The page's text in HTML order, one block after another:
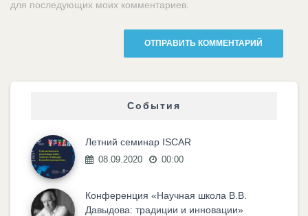
для последующих моих комментариев.
События
Летний семинар ISCAR
08.09.2020 00:00
Конференция «Научная школа В.В.
Давыдова: традиции и инновации»